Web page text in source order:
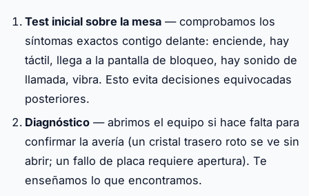
Test inicial sobre la mesa — comprobamos los
síntomas exactos contigo delante: enciende, hay
táctil, llega a la pantalla de bloqueo, hay sonido de
llamada, vibra. Esto evita decisiones equivocadas
posteriores.
Diagnóstico — abrimos el equipo si hace falta para
confirmar la avería (un cristal trasero roto se ve sin
abrir; un fallo de placa requiere apertura). Te
enseñamos lo que encontramos.